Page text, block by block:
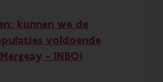
kunnen we de
voldoende
- INBO)